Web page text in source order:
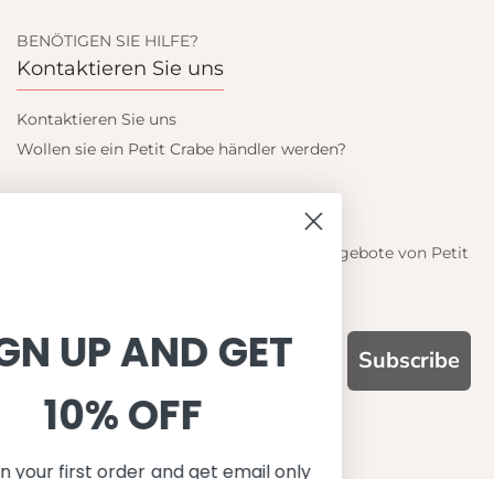
BENÖTIGEN SIE HILFE?
Kontaktieren Sie uns
Kontaktieren Sie uns
Wollen sie ein Petit Crabe händler werden?
Informieren Sie sich über die neuesten Angebote von Petit
Subscribe
WARUM UNS WÄHLEN
SIGN UP AND GET
10% OFF
Save on your first order and get email only